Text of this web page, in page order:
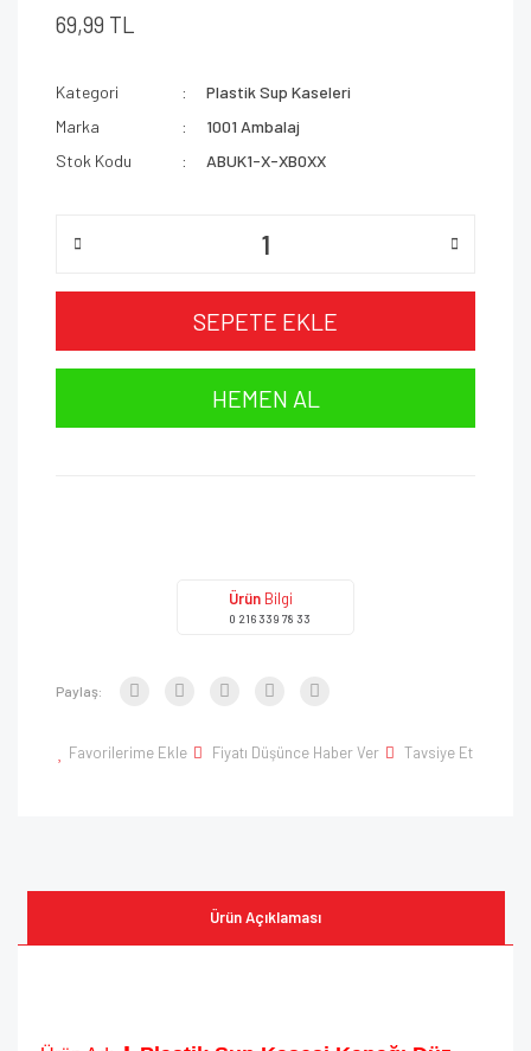
69,99 TL
Kategori
Plastik Sup Kaseleri
Marka
1001 Ambalaj
Stok Kodu
ABUK1-X-XB0XX
SEPETE EKLE
HEMEN AL
Ürün Bilgi
0 216 339 78 33
Paylaş:
Favorilerime Ekle Fiyatı Düşünce Haber Ver Tavsiye Et
Ürün Açıklaması